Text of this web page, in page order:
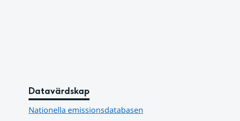
Datavärdskap
Nationella emissionsdatabasen